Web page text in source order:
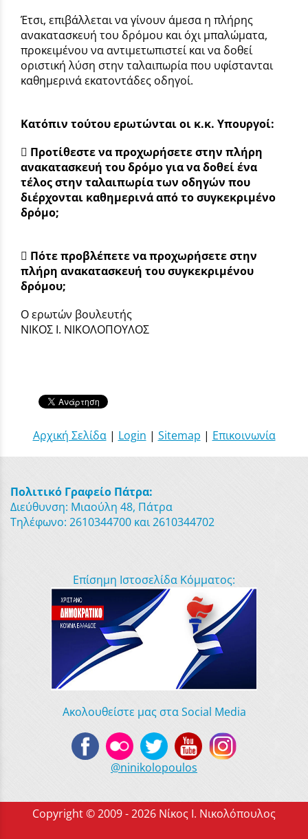
Έτσι, επιβάλλεται να γίνουν άμεσα η πλήρης
ανακατασκευή του δρόμου και όχι μπαλώματα,
προκειμένου να αντιμετωπιστεί και να δοθεί
οριστική λύση στην ταλαιπωρία που υφίστανται
καθημερινά εκατοντάδες οδηγοί.
Κατόπιν τούτου ερωτώνται οι κ.κ. Υπουργοί:
 Προτίθεστε να προχωρήσετε στην πλήρη
ανακατασκευή του δρόμο για να δοθεί ένα
τέλος στην ταλαιπωρία των οδηγών που
διέρχονται καθημερινά από το συγκεκριμένο
δρόμο;
 Πότε προβλέπετε να προχωρήσετε στην
πλήρη ανακατασκευή του συγκεκριμένου
δρόμου;
Ο ερωτών βουλευτής
ΝΙΚΟΣ Ι. ΝΙΚΟΛΟΠΟΥΛΟΣ
Αρχική Σελίδα| Login | Sitemap | Επικοινωνία
Πολιτικό Γραφείο Πάτρα:
Διεύθυνση: Μιαούλη 48, Πάτρα
Τηλέφωνο: 2610344700 και 2610344702
Επίσημη Ιστοσελίδα Κόμματος:
Ακολουθείστε μας στα Social Media
@ninikolopoulos
Copyright © 2009 - 2026 Νίκος Ι. Νικολόπουλος